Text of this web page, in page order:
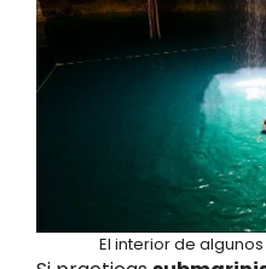
El interior de